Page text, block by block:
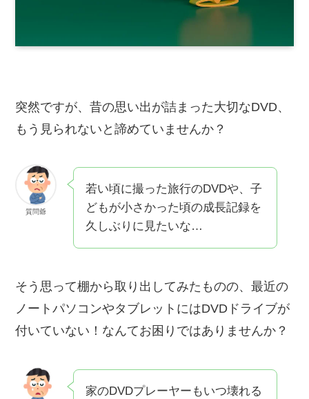
突然ですが、昔の思い出が詰まった大切なDVD、
もう見られないと諦めていませんか？
質問爺
若い頃に撮った旅行のDVDや、子
どもが小さかった頃の成長記録を
久しぶりに見たいな…
そう思って棚から取り出してみたものの、最近の
ノートパソコンやタブレットにはDVDドライブが
付いていない！なんてお困りではありませんか？
家のDVDプレーヤーもいつ壊れる